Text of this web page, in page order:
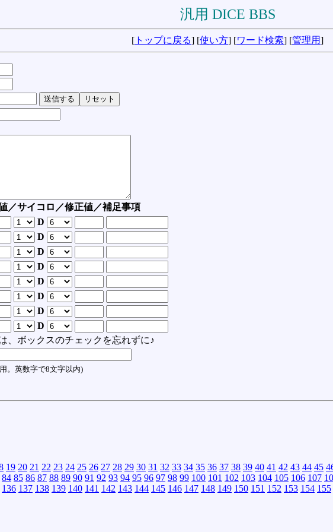
汎用 DICE BBS
[ トップに戻る] [使い方] [ワード検索] [管理用]
／サイコロ／修正値／補足事項
D
D
D
D
D
D
D
D
、ボックスのチェックを忘れずに♪
。英数字で8文字以内)
19 20 21 22 23 24 25 26 27 28 29 30 31 32 33 34 35 36 37 38 39 40 41 42 43 44 45
84 85 86 87 88 89 90 91 92 93 94 95 96 97 98 99 100 101 102 103 104 105 106 107
136 137 138 139 140 141 142 143 144 145 146 147 148 149 150 151 152 153 154 155